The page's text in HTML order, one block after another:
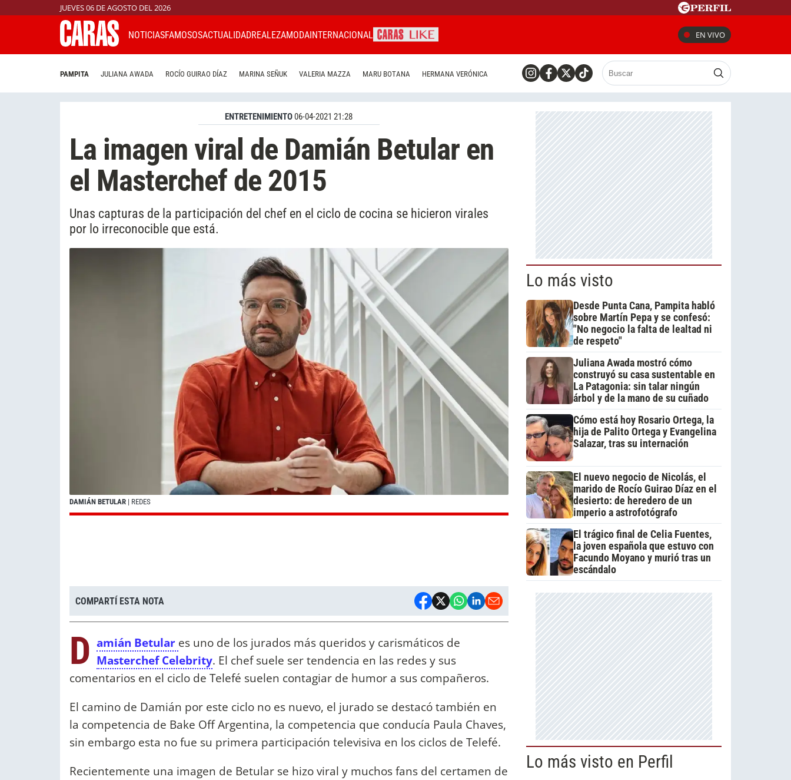
JUEVES 06 DE AGOSTO DEL 2026
NOTICIASFAMOSOSACTUALIDADREALEZAMODAINTERNACIONAL EN VIVO
PAMPITA JULIANA AWADA ROCÍO GUIRAO DÍAZ MARINA SEÑUK VALERIA MAZZA MARU BOTANA HERMANA VERÓNICA
ENTRETENIMIENTO06-04-2021 21:28
La imagen viral de Damián Betular en
el Masterchef de 2015
Unas capturas de la participación del chef en el ciclo de cocina se hicieron virales
por lo irreconocible que está.
DAMIÁN BETULAR | REDES
COMPARTÍ ESTA NOTA
D amián Betular es uno de los jurados más queridos y carismáticos de
Masterchef Celebrity. El chef suele ser tendencia en las redes y sus
comentarios en el ciclo de Telefé suelen contagiar de humor a sus compañeros.
El camino de Damián por este ciclo no es nuevo, el jurado se destacó también en
la competencia de Bake Off Argentina, la competencia que conducía Paula Chaves,
sin embargo esta no fue su primera participación televisiva en los ciclos de Telefé.
Recientemente una imagen de Betular se hizo viral y muchos fans del certamen de
Lo más visto
Desde Punta Cana, Pampita habló
sobre Martín Pepa y se confesó:
"No negocio la falta de lealtad ni
de respeto"
Juliana Awada mostró cómo
construyó su casa sustentable en
La Patagonia: sin talar ningún
árbol y de la mano de su cuñado
Cómo está hoy Rosario Ortega, la
hija de Palito Ortega y Evangelina
Salazar, tras su internación
El nuevo negocio de Nicolás, el
marido de Rocío Guirao Díaz en el
desierto: de heredero de un
imperio a astrofotógrafo
El trágico final de Celia Fuentes,
la joven española que estuvo con
Facundo Moyano y murió tras un
escándalo
Lo más visto en Perfil